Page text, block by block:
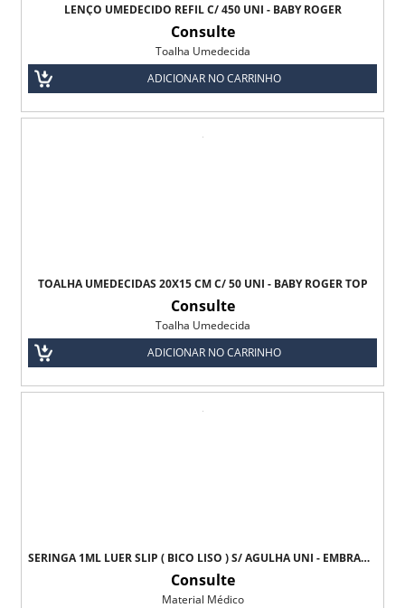
LENÇO UMEDECIDO REFIL C/ 450 UNI - BABY ROGER
Consulte
Toalha Umedecida
ADICIONAR NO CARRINHO
TOALHA UMEDECIDAS 20X15 CM C/ 50 UNI - BABY ROGER TOP
Consulte
Toalha Umedecida
ADICIONAR NO CARRINHO
SERINGA 1ML LUER SLIP ( BICO LISO ) S/ AGULHA UNI - EMBRAMAC
Consulte
Material Médico